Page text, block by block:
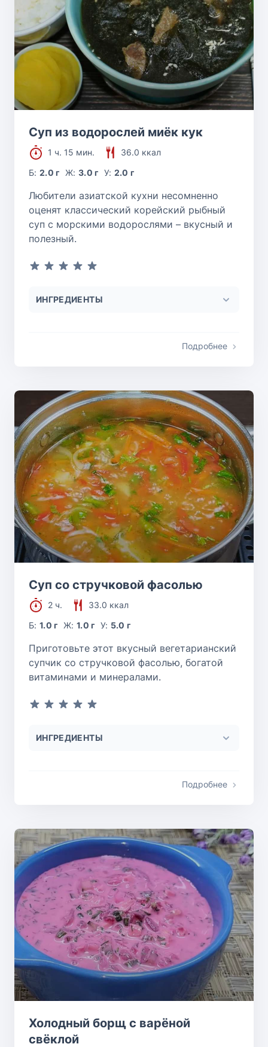
Суп из водорослей миёк кук
1 ч. 15 мин.
36.0 ккал
Б:2.0 г Ж: 3.0 г У: 2.0 г
Любители азиатской кухни несомненно
оценят классический корейский рыбный
суп с морскими водорослями – вкусный и
полезный.
ИНГРЕДИЕНТЫ
Подробнее
Суп со стручковой фасолью
2 ч.
33.0 ккал
Б:1.0 г Ж: 1.0 г У: 5.0 г
Приготовьте этот вкусный вегетарианский
супчик со стручковой фасолью, богатой
витаминами и минералами.
ИНГРЕДИЕНТЫ
Подробнее
Холодный борщ с варёной
свёклой